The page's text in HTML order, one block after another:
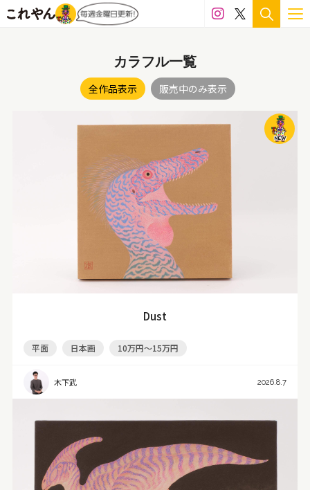
カラフル一覧
全作品表示 販売中のみ表示
NEW
Dust
平面 日本画 10万円～15万円
木下武 2026.8.7